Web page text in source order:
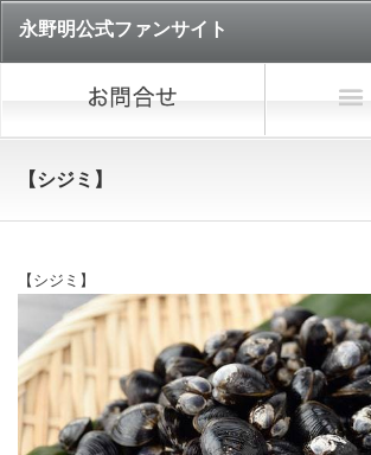
永野明公式ファンサイト
【シジミ】
【シジミ】